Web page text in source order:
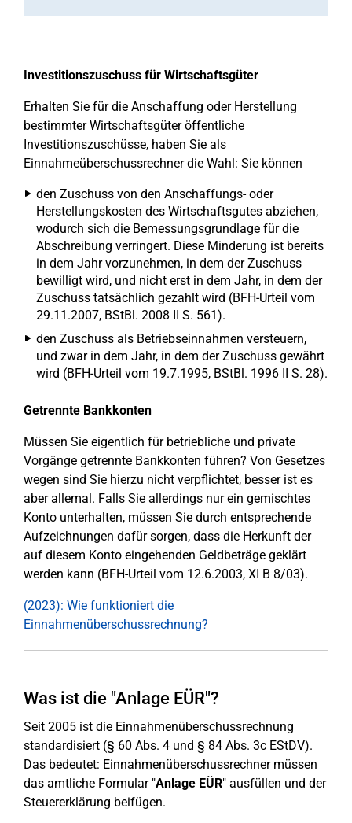
Investitionszuschuss für Wirtschaftsgüter
Erhalten Sie für die Anschaffung oder Herstellung
bestimmter Wirtschaftsgüter öffentliche
Investitionszuschüsse, haben Sie als
Einnahmeüberschussrechner die Wahl: Sie können
den Zuschuss von den Anschaffungs- oder
Herstellungskosten des Wirtschaftsgutes abziehen,
wodurch sich die Bemessungsgrundlage für die
Abschreibung verringert. Diese Minderung ist bereits
in dem Jahr vorzunehmen, in dem der Zuschuss
bewilligt wird, und nicht erst in dem Jahr, in dem der
Zuschuss tatsächlich gezahlt wird (BFH-Urteil vom
29.11.2007, BStBl. 2008 II S. 561).
den Zuschuss als Betriebseinnahmen versteuern,
und zwar in dem Jahr, in dem der Zuschuss gewährt
wird (BFH-Urteil vom 19.7.1995, BStBl. 1996 II S. 28).
Getrennte Bankkonten
Müssen Sie eigentlich für betriebliche und private
Vorgänge getrennte Bankkonten führen? Von Gesetzes
wegen sind Sie hierzu nicht verpflichtet, besser ist es
aber allemal. Falls Sie allerdings nur ein gemischtes
Konto unterhalten, müssen Sie durch entsprechende
Aufzeichnungen dafür sorgen, dass die Herkunft der
auf diesem Konto eingehenden Geldbeträge geklärt
werden kann (BFH-Urteil vom 12.6.2003, XI B 8/03).
(2023): Wie funktioniert die
Einnahmenüberschussrechnung?
Was ist die "Anlage EÜR"?
Seit 2005 ist die Einnahmenüberschussrechnung
standardisiert (§ 60 Abs. 4 und § 84 Abs. 3c EStDV).
Das bedeutet: Einnahmenüberschussrechner müssen
das amtliche Formular "Anlage EÜR" ausfüllen und der
Steuererklärung beifügen.